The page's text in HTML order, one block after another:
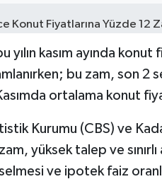
yılın kasım ayında
bu zam, son 2
ortalama konut
Kurumu (CBS) ve
yüksek talep ve
ve ipotek faiz